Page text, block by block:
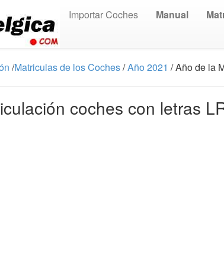
Importar Coches Manual
/Matriculas de los Coches/Año 2021 / Año de la
coches con letras